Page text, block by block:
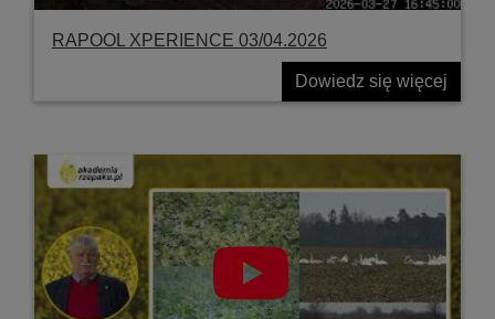
RAPOOL XPERIENCE 03/04.2026
Dowiedz się więcej